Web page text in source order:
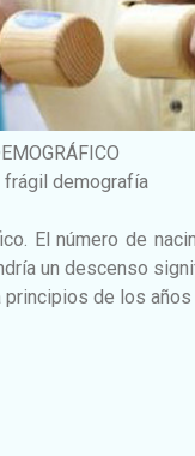
frágil demografía
El número de
un descenso
de los años